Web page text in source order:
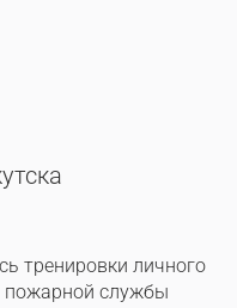
тренировки личного
пожарной службы